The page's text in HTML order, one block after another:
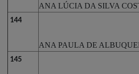
ANA LÚCIA DA SILVA
144
ANA PAULA DE
145